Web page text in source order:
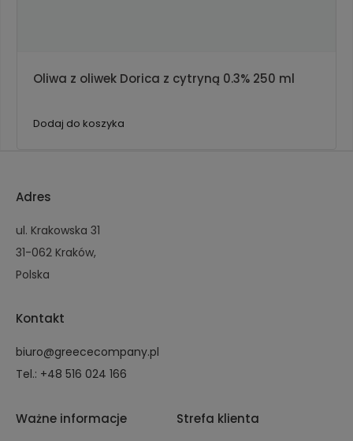
Oliwa z oliwek Dorica z cytryną 0.3% 250 ml
Dodaj do koszyka
Adres
ul. Krakowska 31
31-062 Kraków,
Polska
Kontakt
biuro@greececompany.pl
Tel.: +48 516 024 166
Ważne informacje Strefa klienta